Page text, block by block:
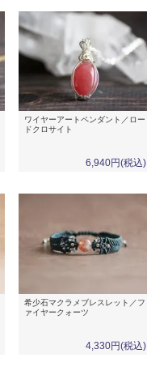
ワイヤーアートペンダント／ロー
ドクロサイト
6,940円(税込)
希少石マクラメブレスレット／フ
ァイヤークォーツ
4,330円(税込)